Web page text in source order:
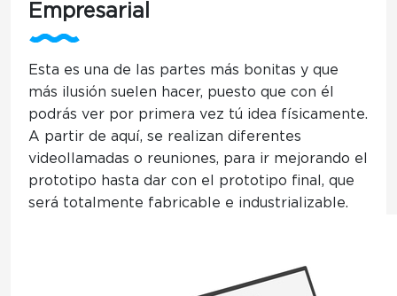
Empresarial
Esta es una de las partes más bonitas y que
más ilusión suelen hacer, puesto que con él
podrás ver por primera vez tú idea físicamente.
A partir de aquí, se realizan diferentes
videollamadas o reuniones, para ir mejorando el
prototipo hasta dar con el prototipo final, que
será totalmente fabricable e industrializable.